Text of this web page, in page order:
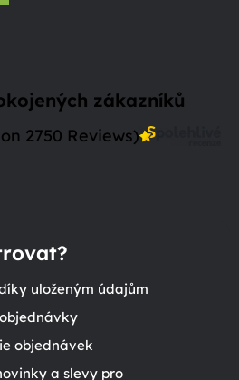
zákazníků
2750 Reviews)
uloženým údajům
objednávek
a slevy pro